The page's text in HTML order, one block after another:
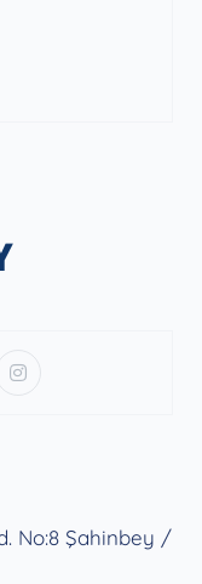
No:8 Şahinbey /